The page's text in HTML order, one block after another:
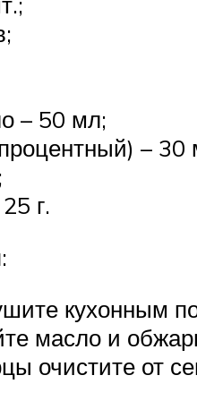
– 50 мл;
– 30
г.
кухонным
масло и
очистите от